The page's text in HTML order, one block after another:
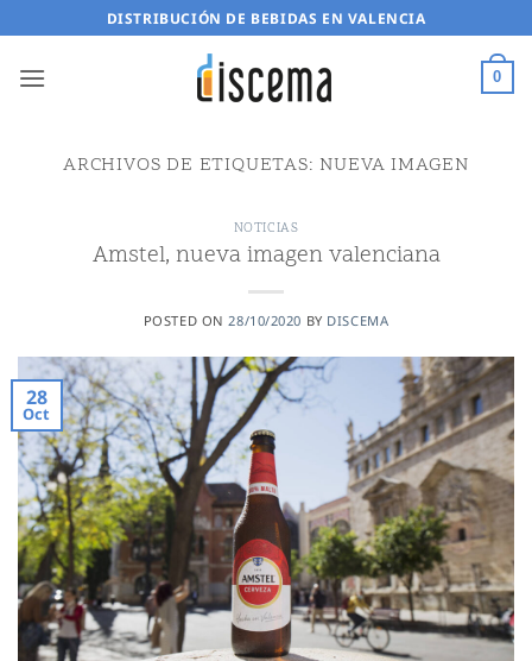
al
contenido
DISTRIBUCIÓN DE BEBIDAS EN VALENCIA
0
ARCHIVOS DE ETIQUETAS: NUEVA IMAGEN
NOTICIAS
Amstel, nueva imagen valenciana
POSTED ON 28/10/2020 BY DISCEMA
28
Oct